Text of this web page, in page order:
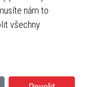
02
nám to
všechny